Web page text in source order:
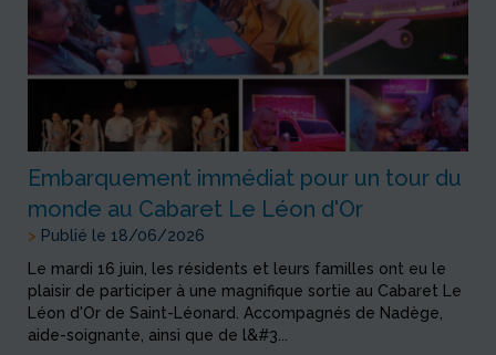
Embarquement immédiat pour un tour du
monde au Cabaret Le Léon d'Or
> Publié le 18/06/2026
Le mardi 16 juin, les résidents et leurs familles ont eu le
plaisir de participer à une magnifique sortie au Cabaret Le
Léon d'Or de Saint-Léonard. Accompagnés de Nadège,
aide-soignante, ainsi que de l&#3...